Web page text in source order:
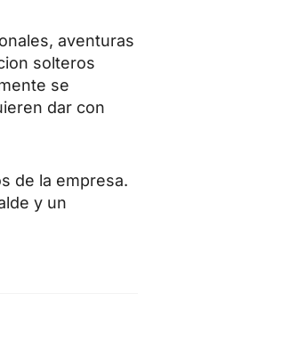
aventuras
solteros
se
dar con
de la empresa.
y un